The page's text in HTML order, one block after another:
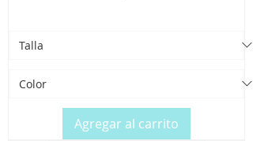
Agregar al carrito